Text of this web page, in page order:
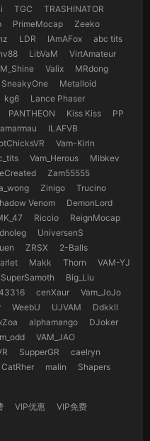
TGC
TRASHINATOR
PrimeMocap
Zeeko
LDR IAmAFox
abc tits
LibVaM
VirtAmateur
Valix
MRdong
SneakyOne
Metalloid
kg6
Lance Phaser
PANTHEON Kiss Kiss
PP
ILAFVB
Vam-Kirin
Vam_Herous
Mibkev
Zam55555
Zinigo
Trucino
Venom
DemonLord
Riccio
ReignMocap
UniversenS
ZRSX
2-Balls
Makk Thorn
VAM-YJ
SuperSamoth
Big_Liu
cenXaur
Vam_JoJo
WeebU UJVAM
Ddkkll
alphamango
DJoker
VAM_JAO
SupperGR
caelryn
CatRher malin
Shapers
VIP优惠
VIP免费